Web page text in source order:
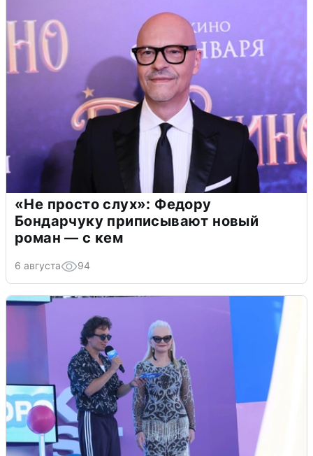
«Не просто слух»: Федору
Бондарчуку приписывают новый
роман — с кем
6 августа 94